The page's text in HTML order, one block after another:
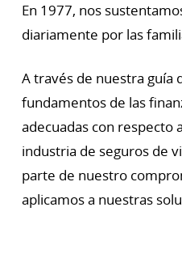
En 1977, nos
diariamente por las
A través de nuestra guía
fundamentos de las
adecuadas con respecto
industria de seguros de
parte de nuestro
aplicamos a nuestras